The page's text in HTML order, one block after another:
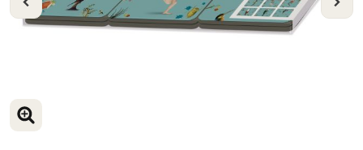
VORIGE
VERGROOT AFBEELDING
VERGROOT AFBEELDING